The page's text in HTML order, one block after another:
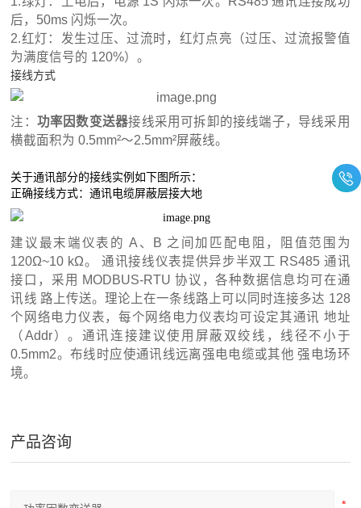
后，50ms 闪烁一次。
2.红灯：发生过压、过流时，红灯点亮（过压、过流报警值
为满度信号的 120%）。
接线方式
注： 功率因数变送器接线采用可拆卸的接线端子，导线采用
横截面积为 0.5mm²～2.5mm²屏蔽线。
关于通讯部分的接线实例如下图所示：
正确接线方式：通讯电缆屏蔽层接大地
建议最末端仪表的 A、B 之间加匹配电阻，阻值范围为
120Ω~10 kΩ。 通讯接线仪表提供异步半双工 RS485 通讯
接口，采用 MODBUS-RTU 协议，各种数据信息均可在通
讯线 路上传送。理论上在一条线路上可以同时连接多达 128
个网络电力仪表，每个网络电力仪表均可设定其通讯 地址
（Addr）。通讯连接建议使用屏蔽双绞线，线径不小于
0.5mm2。布线时应使通讯线远离强电电缆或其他 强电场环
境。
产品咨询